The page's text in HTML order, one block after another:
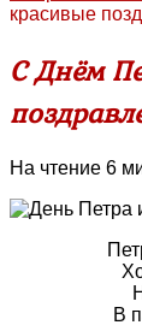
красивые
С Днём
На чтение 6
В